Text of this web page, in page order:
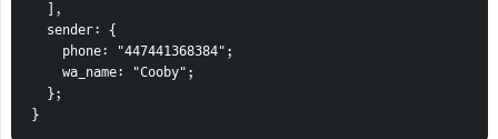
  ],
  sender: {
    phone: "447441368384";
    wa_name: "Cooby";
  };
}